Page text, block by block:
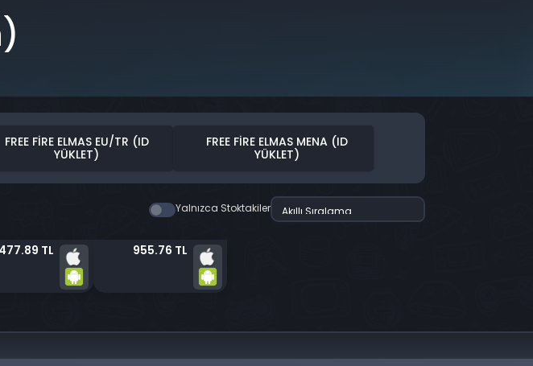
FREE FIRE ELMAS EU/TR (ID
YÜKLET)
FREE FIRE ELMAS MENA (ID
YÜKLET)
Yalnızca Stoktakiler
477.89 TL 955.76 TL